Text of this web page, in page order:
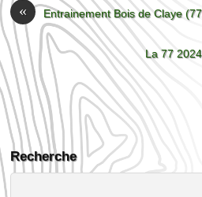
« Entrainement Bois de Claye
La 77
Recherche